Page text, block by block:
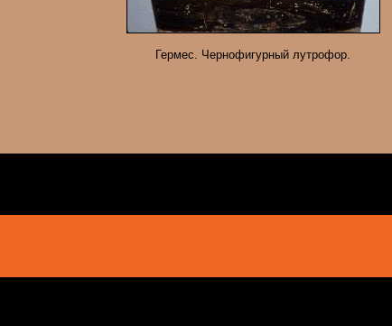
Гермес. Чернофигурный лутрофор.